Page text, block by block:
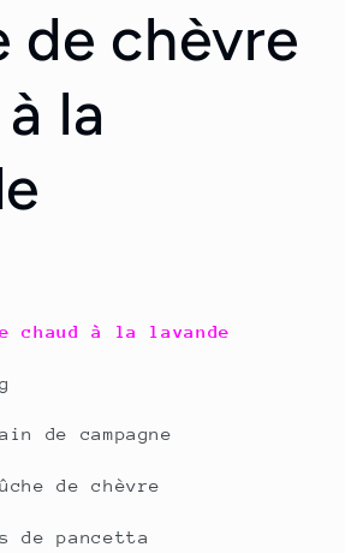
de chèvre
la
chaud à la lavande
de campagne
de chèvre
de pancetta